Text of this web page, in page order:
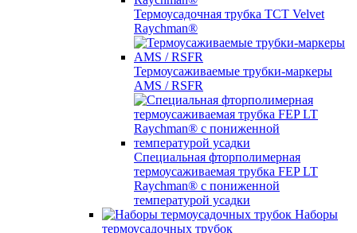
Термоусадочная трубка TCT Velvet
Raychman®
Термоусаживаемые трубки-маркеры
AMS / RSFR
Специальная фторполимерная
термоусаживаемая трубка FEP LT
Raychman® с пониженной
температурой усадки
Наборы
термоусадочных трубок